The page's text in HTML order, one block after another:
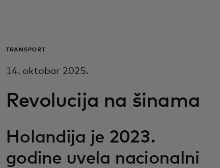
Za biznis
Za inovatore
Novosti i trendovi
TRANSPORT
14. oktobar 2025.
Revolucija na šinama
Holandija je 2023.
godine uvela nacionalni